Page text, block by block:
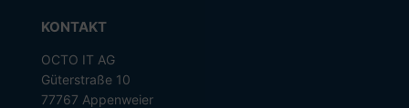
KONTAKT
OCTO IT AG
Güterstraße 10
77767 Appenweier